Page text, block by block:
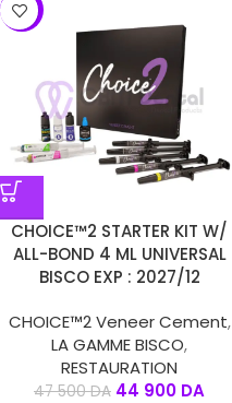
-5%
CHOICE™2 STARTER KIT W/
ALL-BOND 4 ML UNIVERSAL
BISCO EXP : 2027/12
CHOICE™2 Veneer Cement,
LA GAMME BISCO,
RESTAURATION
47 500DA 44 900 DA